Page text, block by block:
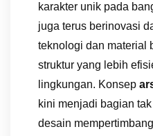
karakter unik pada
juga terus berinovasi
teknologi dan material
struktur yang lebih
lingkungan. Konsep
kini menjadi bagian
desain